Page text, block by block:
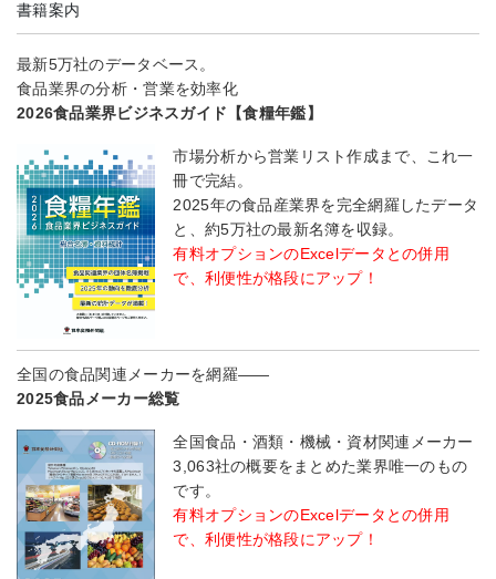
書籍案内
最新5万社のデータベース。
食品業界の分析・営業を効率化
2026食品業界ビジネスガイド【食糧年鑑】
市場分析から営業リスト作成まで、これ一
冊で完結。
2025年の食品産業界を完全網羅したデータ
と、約5万社の最新名簿を収録。
有料オプションのExcelデータとの併用
で、利便性が格段にアップ！
全国の食品関連メーカーを網羅――
2025食品メーカー総覧
全国食品・酒類・機械・資材関連メーカー
3,063社の概要をまとめた業界唯一のもの
です。
有料オプションのExcelデータとの併用
で、利便性が格段にアップ！